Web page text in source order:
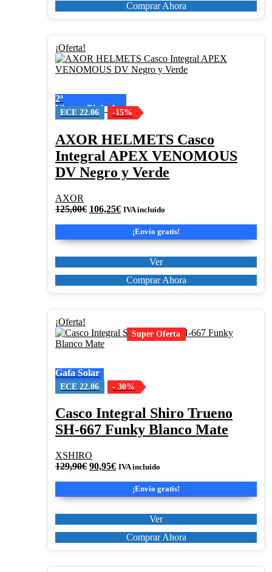
Comprar Ahora
¡Oferta!
2ª
Visera+Pinlock
ECE 22.06 -15%
AXOR HELMETS Casco
Integral APEX VENOMOUS
DV Negro y Verde
AXOR
125,00€ El
era:
106,25€El
actual
es:
IVA incluido
¡Envío gratis!
Ver
Este
producto
tiene
Las
opciones
pueden
elegir
en
la
página
producto
Comprar Ahora
¡Oferta!
Super Oferta
Gafa Solar
ECE 22.06 - 30%
Casco Integral Shiro Trueno
SH-667 Funky Blanco Mate
XSHIRO
129,90€ El
era:
90,95€El
actual
es:
IVA incluido
¡Envío gratis!
Ver
Este
producto
tiene
Las
opciones
pueden
elegir
en
página
de
producto
Comprar Ahora